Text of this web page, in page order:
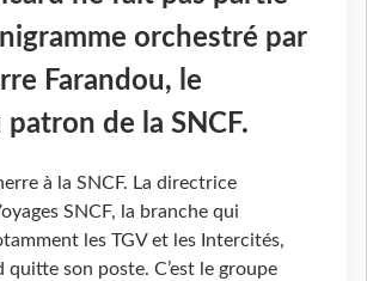
orchestré par
Farandou, le
de la SNCF.
à la SNCF. La directrice
SNCF, la branche qui
les TGV et les Intercités,
quitte son poste. C’est le groupe